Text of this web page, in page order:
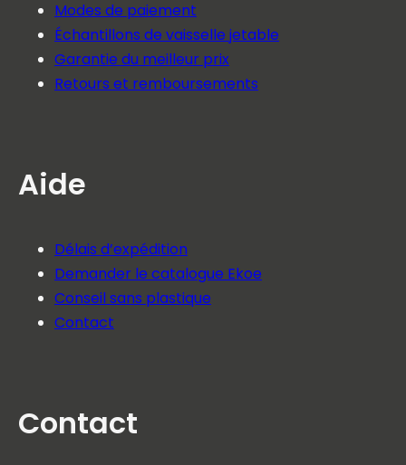
Modes de paiement
Échantillons de vaisselle jetable
Garantie du meilleur prix
Retours et remboursements
Aide
Délais d’expédition
Demander le catalogue Ekoe
Conseil sans plastique
Contact
Contact